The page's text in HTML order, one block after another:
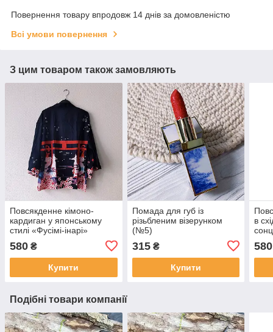
Повернення товару впродовж 14 днів за домовленістю
Всі умови повернення
З цим товаром також замовляють
Повсякденне кімоно-
кардиган у японському
стилі «Фусімі-інарі»
580 ₴
Купити
Помада для губ із
різьбленим візерунком
(№5)
315₴
Купити
в
580
Подібні товари компанії